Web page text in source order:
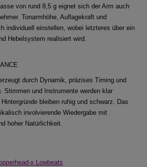
von rund 8,5 g eignet sich der Arm auch
Tonarmhöhe, Auflagekraft und
individuell einstellen, wobei letzteres über ein
Hebelsystem realisiert wird.
durch Dynamik, präzises Timing und
Stimmen und Instrumente werden klar
bleiben ruhig und schwarz. Das
involvierende Wiedergabe mit
hoher Natürlichkeit.
x Lowbeats